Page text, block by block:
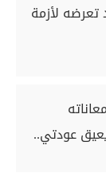
تعرضه لأزمة
عودتي..